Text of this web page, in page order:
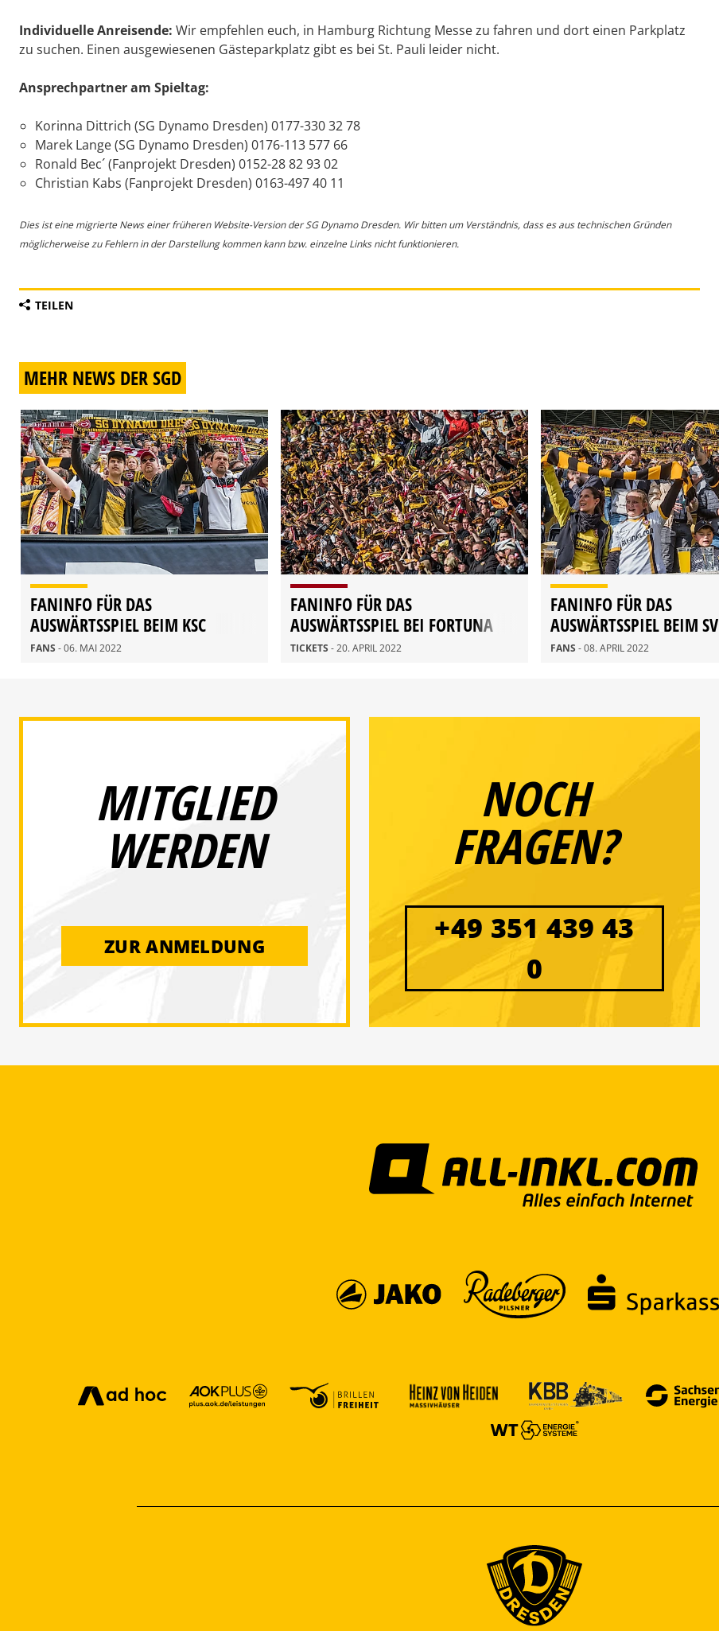
Individuelle Anreisende: Wir empfehlen euch, in Hamburg Richtung Messe zu fahren und dort einen Parkplatz
zu suchen. Einen ausgewiesenen Gästeparkplatz gibt es bei St. Pauli leider nicht.
Ansprechpartner am Spieltag:
Korinna Dittrich (SG Dynamo Dresden) 0177-330 32 78
Marek Lange (SG Dynamo Dresden) 0176-113 577 66
Ronald Bec´ (Fanprojekt Dresden) 0152-28 82 93 02
Christian Kabs (Fanprojekt Dresden) 0163-497 40 11
Dies ist eine migrierte News einer früheren Website-Version der SG Dynamo Dresden. Wir bitten um Verständnis, dass es aus technischen Gründen
möglicherweise zu Fehlern in der Darstellung kommen kann bzw. einzelne Links nicht funktionieren.
TEILEN
MEHR NEWS DER SGD
FANINFO FÜR DAS
AUSWÄRTSSPIEL BEIM KSC
FANS - 06. MAI 2022
FANINFO FÜR DAS
AUSWÄRTSSPIEL BEI FORTUNA
DÜSSELDORF
TICKETS - 20. APRIL 2022
FANINFO FÜR DAS
AUSWÄRTSSPIEL BEIM SV
SANDHAUSEN
FANS - 08. APRIL 2022
MITGLIED
WERDEN
ZUR ANMELDUNG
NOCH
FRAGEN?
+49 351 439 43
0